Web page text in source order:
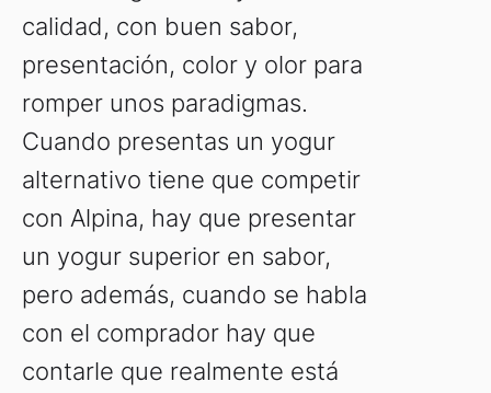
calidad, con buen sabor,
presentación, color y olor para
romper unos paradigmas.
Cuando presentas un yogur
alternativo tiene que competir
con Alpina, hay que presentar
un yogur superior en sabor,
pero además, cuando se habla
con el comprador hay que
contarle que realmente está